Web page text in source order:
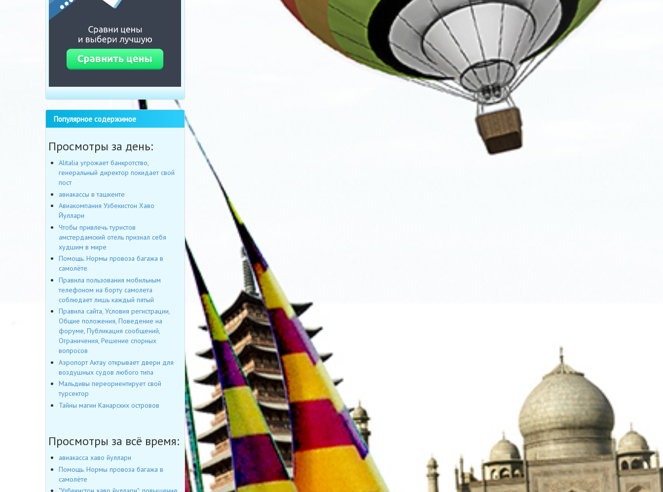
Популярное содержимое
Просмотры за день:
Alitalia угрожает банкротство,
генеральный директор покидает свой
пост
авиакассы в ташкенте
Авиакомпания Узбекистон Хаво
Йуллари
Чтобы привлечь туристов
амстердамский отель признал себя
худшим в мире
Помощь. Нормы провоза багажа в
самолёте
Правила пользования мобильным
телефоном на борту самолета
соблюдает лишь каждый пятый
Правила сайта, Условия регистрации,
Общие положения, Поведение на
форуме, Публикация сообщений,
Ограничения, Решение спорных
вопросов
Аэропорт Актау открывает двери для
воздушных судов любого типа
Мальдивы переориентирует свой
турсектор
Тайны магии Канарских островов
Просмотры за всё время:
авиакасса хаво йуллари
Помощь. Нормы провоза багажа в
самолёте